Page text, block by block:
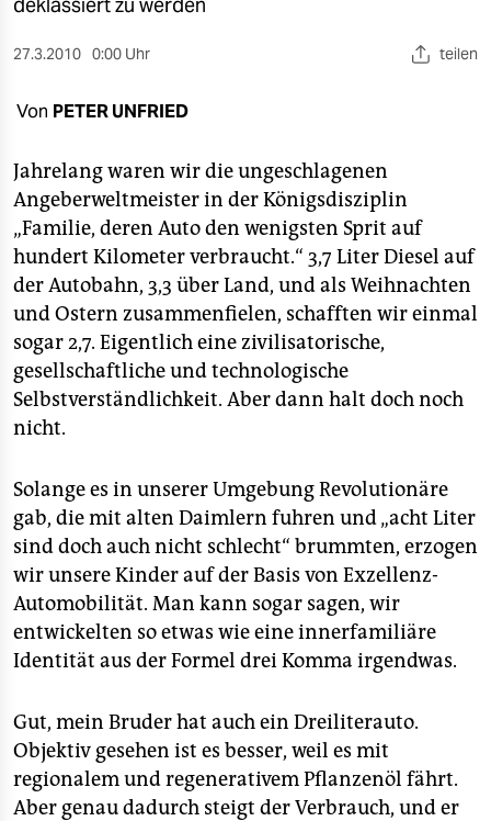
verlag
verlag
veranstaltungen
shop
fragen & hilfe
unterstützen
genossenschaft
epaper login
27.3.2010 0:00 Uhr teilen
Von PETER UNFRIED
Jahrelang waren wir die ungeschlagenen
Angeberweltmeister in der Königsdisziplin
„Familie, deren Auto den wenigsten Sprit auf
hundert Kilometer verbraucht.“ 3,7 Liter Diesel auf
der Autobahn, 3,3 über Land, und als Weihnachten
und Ostern zusammenfielen, schafften wir einmal
sogar 2,7. Eigentlich eine zivilisatorische,
gesellschaftliche und technologische
Selbstverständlichkeit. Aber dann halt doch noch
nicht.
Solange es in unserer Umgebung Revolutionäre
gab, die mit alten Daimlern fuhren und „acht Liter
sind doch auch nicht schlecht“ brummten, erzogen
wir unsere Kinder auf der Basis von Exzellenz-
Automobilität. Man kann sogar sagen, wir
entwickelten so etwas wie eine innerfamiliäre
Identität aus der Formel drei Komma irgendwas.
Gut, mein Bruder hat auch ein Dreiliterauto.
Objektiv gesehen ist es besser, weil es mit
regionalem und regenerativem Pflanzenöl fährt.
Aber genau dadurch steigt der Verbrauch, und er